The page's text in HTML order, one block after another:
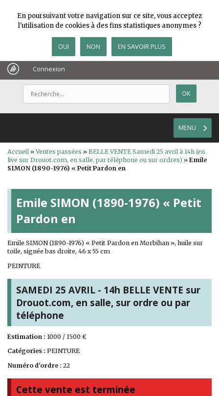
Connexion
MENU
Accueil»Ventes passées » BELLE VENTE Samedi 25 avril à 14h (en
live sur Drouot.com, en salle, par téléphone ou sur ordres) » Emile
SIMON (1890-1976) « Petit Pardon en
Emile SIMON (1890-1976) « Petit
Pardon en
Emile SIMON (1890-1976) « Petit Pardon en Morbihan », huile sur
toile, signée bas droite, 46 x 55 cm
PEINTURE
SAMEDI 25 AVRIL - 14h BELLE VENTE sur
Drouot.com, en salle, sur ordre ou par
téléphone
Estimation : 1000 / 1500 €
Catégories : PEINTURE
Numéro d'ordre : 22
Cette vente est terminée
En poursuivant votre navigation sur ce site, vous acceptez
l'utilisation de cookies à des fins statistiques anonymes ?
OUI NON EN SAVOIR PLUS